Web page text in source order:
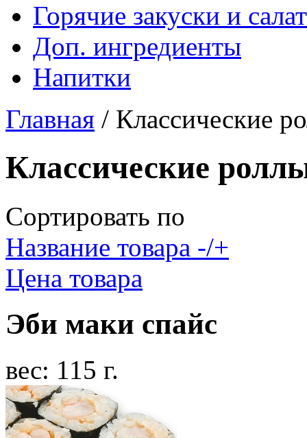
Горячие закуски и
Доп. ингредиенты
Напитки
Главная / Классические
Классические
Сортировать по
Название товара -/+
Цена товара
Эби маки спайс
вес: 115 г.